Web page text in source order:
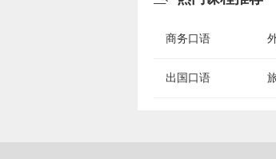
商务口语
出国口语